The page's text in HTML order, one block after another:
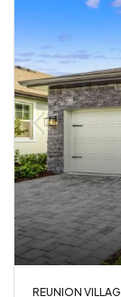
REUNION